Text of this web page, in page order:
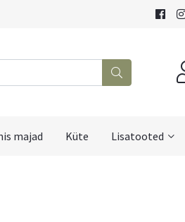
majad Küte Lisatooted